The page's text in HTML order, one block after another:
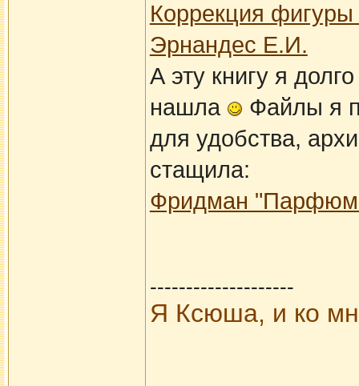
Коррекция фигуры
Эрнандес Е.И.
А эту книгу я
нашла
Файлы я
для удобства,
стащила:
Фридман
--------------------
Я Ксюша, и ко